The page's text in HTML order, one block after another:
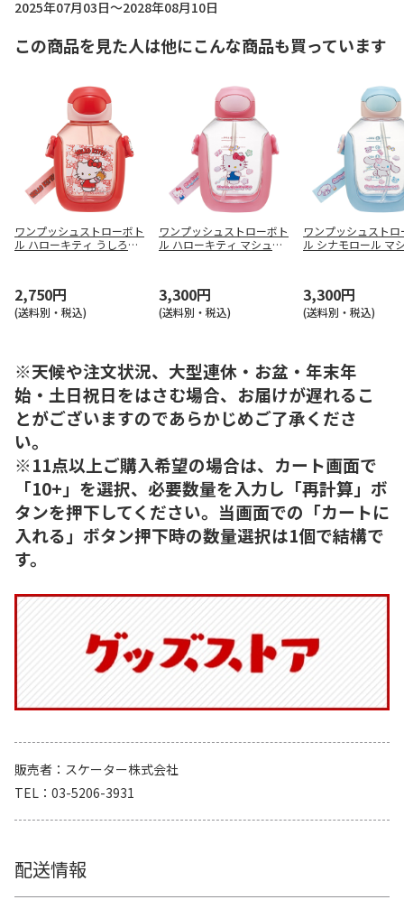
2025年07月03日～2028年08月10日
この商品を見た人は他にこんな商品も買っています
ワンプッシュストローボト
ル ハローキティ うしろう
2,750円
(送料別・税込)
ワンプッシュストローボト
ル ハローキティ マシュグ
3,300円
(送料別・税込)
ワンプッシュストロ
ル シナモロール マ
3,300円
(送料別・税込)
※天候や注文状況、大型連休・お盆・年末年
始・土日祝日をはさむ場合、お届けが遅れるこ
とがございますのであらかじめご了承くださ
い。
※11点以上ご購入希望の場合は、カート画面で
「10+」を選択、必要数量を入力し「再計算」ボ
タンを押下してください。当画面での「カートに
入れる」ボタン押下時の数量選択は1個で結構で
す。
販売者
スケーター株式会社
TEL
03-5206-3931
配送情報